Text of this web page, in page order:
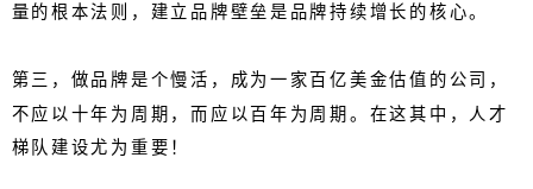
量的根本法则，建立品牌壁垒是品牌持续增长的核心。
第三，做品牌是个慢活，成为一家百亿美金估值的公司，
不应以十年为周期，而应以百年为周期。在这其中，人才
梯队建设尤为重要！